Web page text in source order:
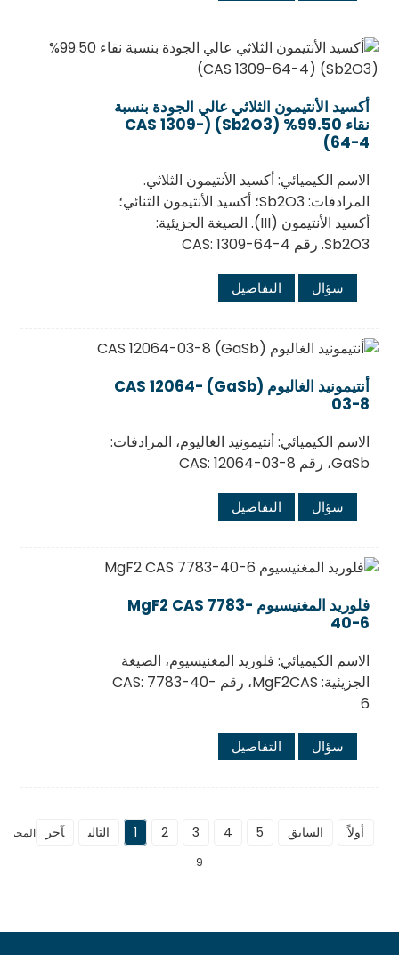
أكسيد الأنتيمون الثلاثي عالي الجودة بنسبة
نقاء 99.50% (Sb2O3) (CAS 1309-
64-4)
الاسم الكيميائي: أكسيد الأنتيمون الثلاثي.
المرادفات: Sb2O3؛ أكسيد الأنتيمون الثنائي؛
أكسيد الأنتيمون (III). الصيغة الجزيئية:
Sb2O3. رقم CAS: 1309-64-4
سؤال التفاصيل
أنتيمونيد الغاليوم (GaSb) CAS 12064-
03-8
الاسم الكيميائي: أنتيمونيد الغاليوم، المرادفات:
GaSb، رقم CAS: 12064-03-8
سؤال التفاصيل
فلوريد المغنيسيوم MgF2 CAS 7783-
40-6
الاسم الكيميائي: فلوريد المغنيسيوم، الصيغة
الجزيئية: MgF2CAS، رقم CAS: 7783-40-
6
سؤال التفاصيل
أولاً السابق 1 2 3 4 5 التالي آخر
9